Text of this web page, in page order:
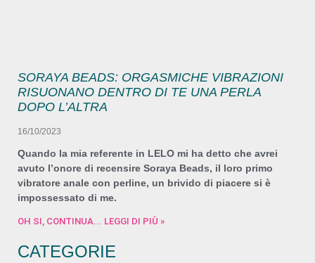
SORAYA BEADS: ORGASMICHE VIBRAZIONI
RISUONANO DENTRO DI TE UNA PERLA
DOPO L’ALTRA
16/10/2023
Quando la mia referente in LELO mi ha detto che avrei
avuto l’onore di recensire Soraya Beads, il loro primo
vibratore anale con perline, un brivido di piacere si è
impossessato di me.
OH SI, CONTINUA... LEGGI DI PIÙ »
CATEGORIE